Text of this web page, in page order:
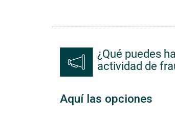
¿Qué puedes
actividad de
Aquí las opciones